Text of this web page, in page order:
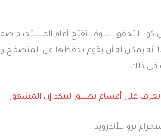
كود التحقق. سوف تفتح أمام المستخدم
أنه يمكن له أن يقوم بحفظها في
في ذلك.
تعرف على أقسام تطبيق لينكد إن المشهور
برو للأندرويد